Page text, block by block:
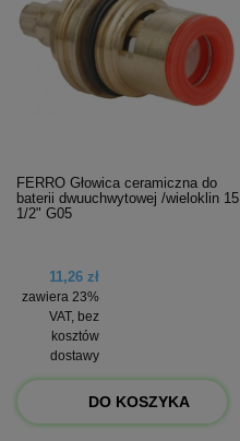
FERRO Głowica ceramiczna do
baterii dwuuchwytowej /wieloklin 15
1/2" G05
11,26 zł
zawiera 23%
VAT, bez
kosztów
dostawy
DO KOSZYKA